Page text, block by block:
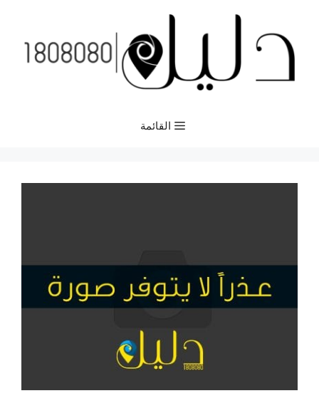
المحتوى
القائمة